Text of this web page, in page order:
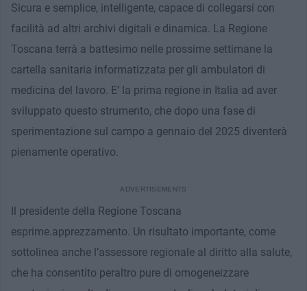
Sicura e semplice, intelligente, capace di collegarsi con
facilità ad altri archivi digitali e dinamica. La Regione
Toscana terrà a battesimo nelle prossime settimane la
cartella sanitaria informatizzata per gli ambulatori di
medicina del lavoro. E’ la prima regione in Italia ad aver
sviluppato questo strumento, che dopo una fase di
sperimentazione sul campo a gennaio del 2025 diventerà
pienamente operativo.
Il presidente della Regione Toscana
esprime.apprezzamento. Un risultato importante, come
sottolinea anche l’assessore regionale al diritto alla salute,
che ha consentito peraltro pure di omogeneizzare